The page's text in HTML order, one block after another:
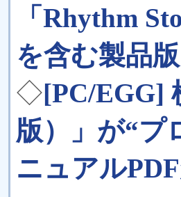
「Rhythm
を含む製品
◇[PC/EGG]
版）」が“プ
ニュアル